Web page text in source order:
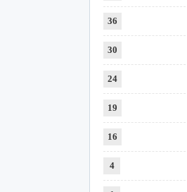
36
30
24
19
16
4